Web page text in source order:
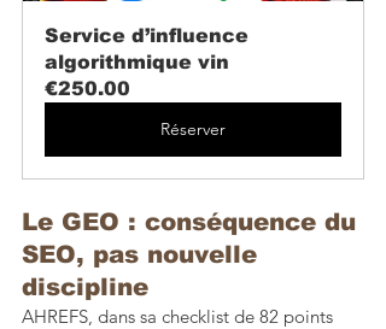
Service d’influence
algorithmique vin
€250.00
Réserver
Le GEO : conséquence du
SEO, pas nouvelle
discipline
AHREFS, dans sa checklist de 82 points